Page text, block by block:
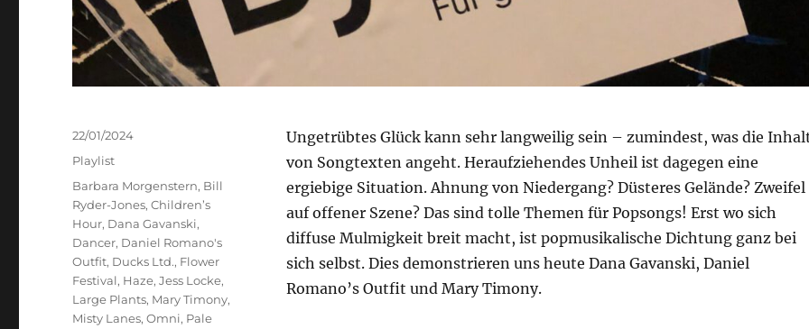
Ungetrübtes Glück kann sehr langweilig sein – zumindest, was die
von Songtexten angeht. Heraufziehendes Unheil ist dagegen eine
ergiebige Situation. Ahnung von Niedergang? Düsteres Gelände? Zweifel
auf offener Szene? Das sind tolle Themen für Popsongs! Erst wo sich
diffuse Mulmigkeit breit macht, ist popmusikalische Dichtung ganz bei
sich selbst. Dies demonstrieren uns heute Dana Gavanski, Daniel
Romano’s Outfit und Mary Timony.
Veröffentlicht
am
22/01/2024
Kategorien
Playlist
Schlagwörter
Barbara Morgenstern, Bill
Ryder-Jones,Children’s
Hour, Dana Gavanski,
Dancer, Daniel Romano's
Outfit, Ducks Ltd., Flower
Festival, Haze,Jess Locke,
Large Plants, Mary Timony,
Misty Lanes,Omni, Pale